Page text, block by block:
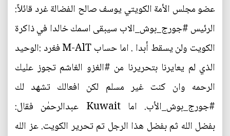
‏‏‏‏عضو مجلس الأمة الكويتي يوسف صالح الفضالة غرد قائلاً:
الرئيس #جورج_بوش_الاب سيبقى اسمك خالدا في ذاكرة
الكويت ولن يسقط أبدا . اما حساب M-AlT فغرد :الوحيد
الذي لم يعايرنا بتحريرنا من #الغزو الغاشم تجوز عليك
الرحمه وان كنت غير مسلم لكن افعالك تشهد لك
#جورج_بوش_الأب. اما Kuwait عبدالرحمٰن فقال:
بفضل الله ثم بفضل هذا الرجل تم تحرير الكويت. عز الله